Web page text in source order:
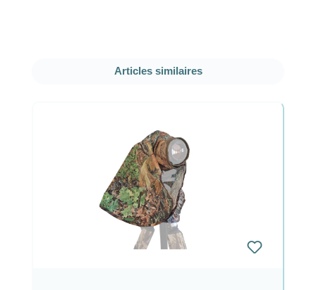
Ignorer la galerie de produits
Articles similaires